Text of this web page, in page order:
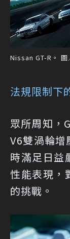
Nissan GT-R。
法規限制下
眾所周知，
V6雙渦輪增
時滿足日益
性能表現，
的挑戰。